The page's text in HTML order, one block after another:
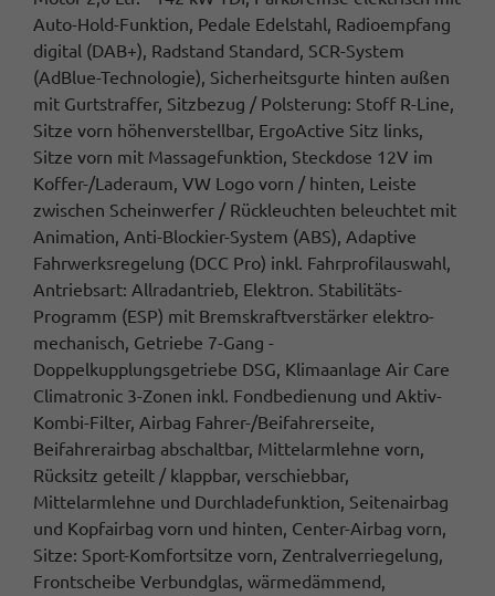
Auto-Hold-Funktion, Pedale Edelstahl, Radioempfang
digital (DAB+), Radstand Standard, SCR-System
(AdBlue-Technologie), Sicherheitsgurte hinten außen
mit Gurtstraffer, Sitzbezug / Polsterung: Stoff R-Line,
Sitze vorn höhenverstellbar, ErgoActive Sitz links,
Sitze vorn mit Massagefunktion, Steckdose 12V im
Koffer-/Laderaum, VW Logo vorn / hinten, Leiste
zwischen Scheinwerfer / Rückleuchten beleuchtet mit
Animation, Anti-Blockier-System (ABS), Adaptive
Fahrwerksregelung (DCC Pro) inkl. Fahrprofilauswahl,
Antriebsart: Allradantrieb, Elektron. Stabilitäts-
Programm (ESP) mit Bremskraftverstärker elektro-
mechanisch, Getriebe 7-Gang -
Doppelkupplungsgetriebe DSG, Klimaanlage Air Care
Climatronic 3-Zonen inkl. Fondbedienung und Aktiv-
Kombi-Filter, Airbag Fahrer-/Beifahrerseite,
Beifahrerairbag abschaltbar, Mittelarmlehne vorn,
Rücksitz geteilt / klappbar, verschiebbar,
Mittelarmlehne und Durchladefunktion, Seitenairbag
und Kopfairbag vorn und hinten, Center-Airbag vorn,
Sitze: Sport-Komfortsitze vorn, Zentralverriegelung,
Frontscheibe Verbundglas, wärmedämmend,